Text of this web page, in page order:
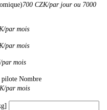
700 CZK/par jour ou 7000
par mois
par mois
par mois
pilote Nombre
par mois